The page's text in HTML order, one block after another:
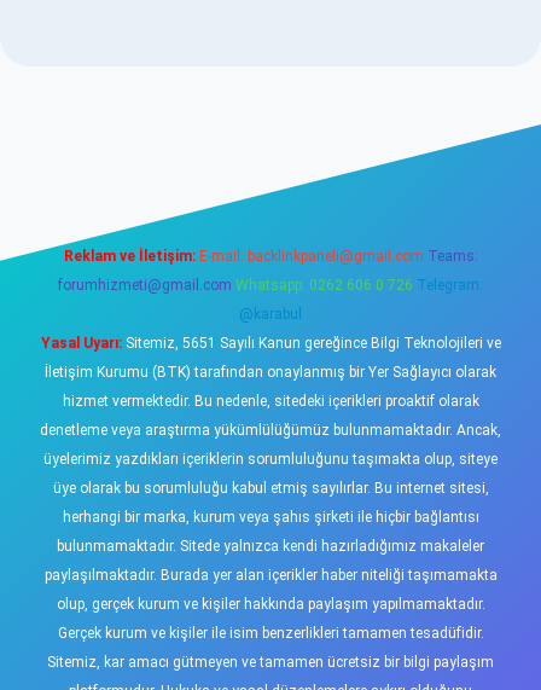
Reklam ve İletişim: E-mail: backlinkpaneli@gmail.com Teams:
forumhizmeti@gmail.com Whatsapp: 0262 606 0 726 Telegram:
@karabul
Yasal Uyarı:Sitemiz, 5651 Sayılı Kanun gereğince Bilgi Teknolojileri ve
İletişim Kurumu (BTK) tarafından onaylanmış bir Yer Sağlayıcı olarak
hizmet vermektedir. Bu nedenle, sitedeki içerikleri proaktif olarak
denetleme veya araştırma yükümlülüğümüz bulunmamaktadır. Ancak,
üyelerimiz yazdıkları içeriklerin sorumluluğunu taşımakta olup, siteye
üye olarak bu sorumluluğu kabul etmiş sayılırlar. Bu internet sitesi,
herhangi bir marka, kurum veya şahıs şirketi ile hiçbir bağlantısı
bulunmamaktadır. Sitede yalnızca kendi hazırladığımız makaleler
paylaşılmaktadır. Burada yer alan içerikler haber niteliği taşımamakta
olup, gerçek kurum ve kişiler hakkında paylaşım yapılmamaktadır.
Gerçek kurum ve kişiler ile isim benzerlikleri tamamen tesadüfidir.
Sitemiz, kar amacı gütmeyen ve tamamen ücretsiz bir bilgi paylaşım